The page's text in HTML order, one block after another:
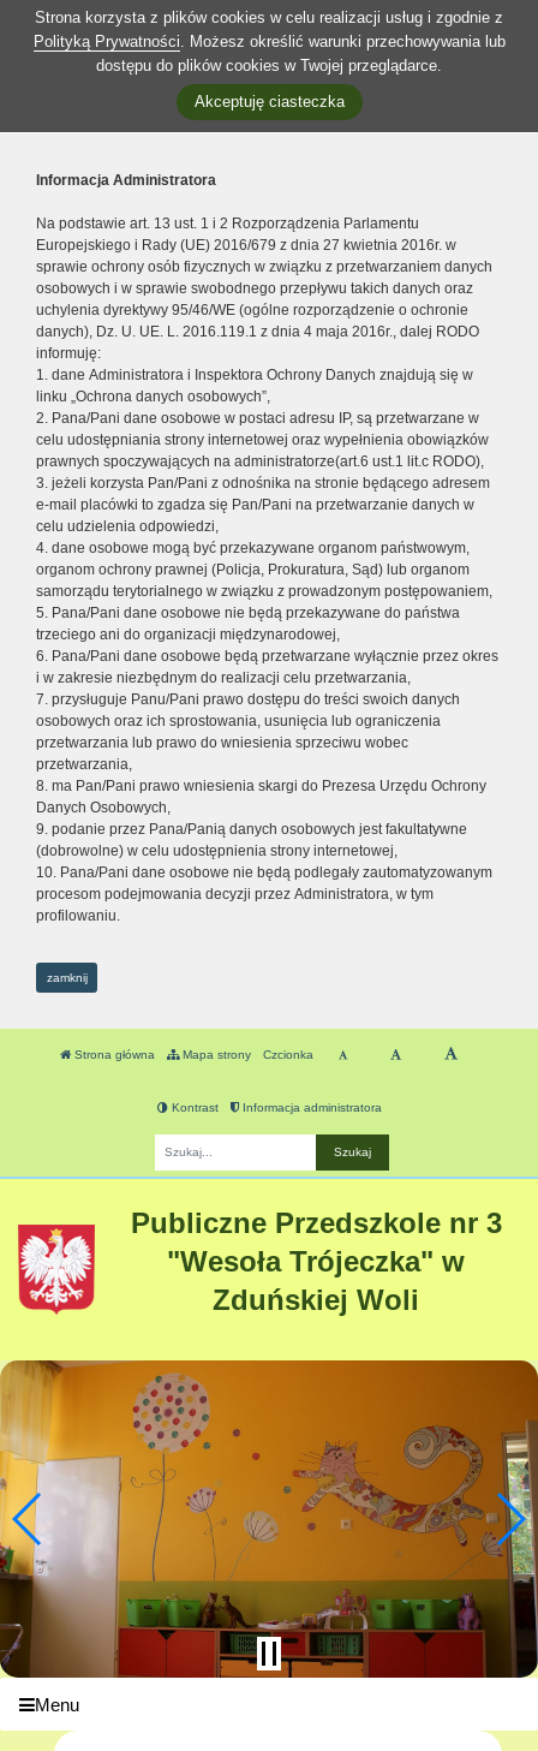
Strona korzysta z plików cookies w celu realizacji usług i zgodnie z
Polityką Prywatności. Możesz określić warunki przechowywania lub
dostępu do plików cookies w Twojej przeglądarce.
Akceptuję ciasteczka
Informacja Administratora
Na podstawie art. 13 ust. 1 i 2 Rozporządzenia Parlamentu
Europejskiego i Rady (UE) 2016/679 z dnia 27 kwietnia 2016r. w
sprawie ochrony osób fizycznych w związku z przetwarzaniem danych
osobowych i w sprawie swobodnego przepływu takich danych oraz
uchylenia dyrektywy 95/46/WE (ogólne rozporządzenie o ochronie
danych), Dz. U. UE. L. 2016.119.1 z dnia 4 maja 2016r., dalej RODO
informuję:
1. dane Administratora i Inspektora Ochrony Danych znajdują się w
linku „Ochrona danych osobowych”,
2. Pana/Pani dane osobowe w postaci adresu IP, są przetwarzane w
celu udostępniania strony internetowej oraz wypełnienia obowiązków
prawnych spoczywających na administratorze(art.6 ust.1 lit.c RODO),
3. jeżeli korzysta Pan/Pani z odnośnika na stronie będącego adresem
e-mail placówki to zgadza się Pan/Pani na przetwarzanie danych w
celu udzielenia odpowiedzi,
4. dane osobowe mogą być przekazywane organom państwowym,
organom ochrony prawnej (Policja, Prokuratura, Sąd) lub organom
samorządu terytorialnego w związku z prowadzonym postępowaniem,
5. Pana/Pani dane osobowe nie będą przekazywane do państwa
trzeciego ani do organizacji międzynarodowej,
6. Pana/Pani dane osobowe będą przetwarzane wyłącznie przez okres
i w zakresie niezbędnym do realizacji celu przetwarzania,
7. przysługuje Panu/Pani prawo dostępu do treści swoich danych
osobowych oraz ich sprostowania, usunięcia lub ograniczenia
przetwarzania lub prawo do wniesienia sprzeciwu wobec
przetwarzania,
8. ma Pan/Pani prawo wniesienia skargi do Prezesa Urzędu Ochrony
Danych Osobowych,
9. podanie przez Pana/Panią danych osobowych jest fakultatywne
(dobrowolne) w celu udostępnienia strony internetowej,
10. Pana/Pani dane osobowe nie będą podlegały zautomatyzowanym
procesom podejmowania decyzji przez Administratora, w tym
profilowaniu.
zamknij
Strona główna Mapa strony Czcionka
Kontrast Informacja administratora
Publiczne Przedszkole nr 3
"Wesoła Trójeczka" w
Zduńskiej Woli
Menu